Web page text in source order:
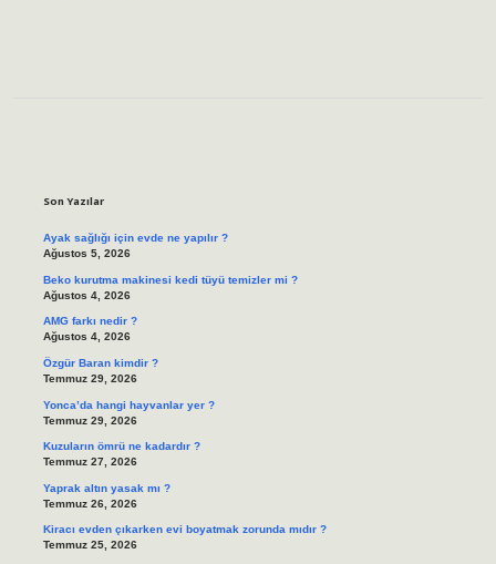
Son Yazılar
Ayak sağlığı için evde ne yapılır ?
Ağustos 5, 2026
Beko kurutma makinesi kedi tüyü temizler mi ?
Ağustos 4, 2026
AMG farkı nedir ?
Ağustos 4, 2026
Özgür Baran kimdir ?
Temmuz 29, 2026
Yonca’da hangi hayvanlar yer ?
Temmuz 29, 2026
Kuzuların ömrü ne kadardır ?
Temmuz 27, 2026
Yaprak altın yasak mı ?
Temmuz 26, 2026
Kiracı evden çıkarken evi boyatmak zorunda mıdır ?
Temmuz 25, 2026